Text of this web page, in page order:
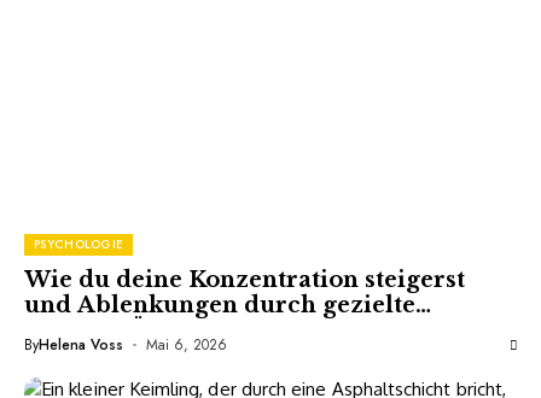
PSYCHOLOGIE
Wie du deine Konzentration steigerst
und Ablenkungen durch gezielte
ByHelena Voss Mai 6, 2026